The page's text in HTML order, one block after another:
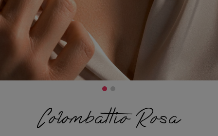
Colombattio Rosa